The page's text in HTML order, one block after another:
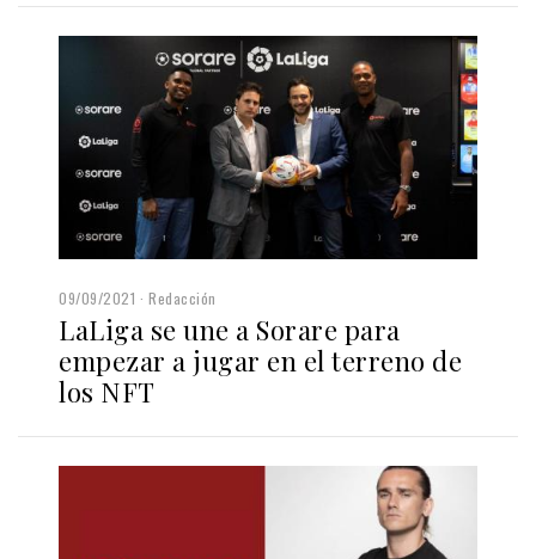
09/09/2021 Redacción
LaLiga se une a Sorare para
empezar a jugar en el terreno de
los NFT